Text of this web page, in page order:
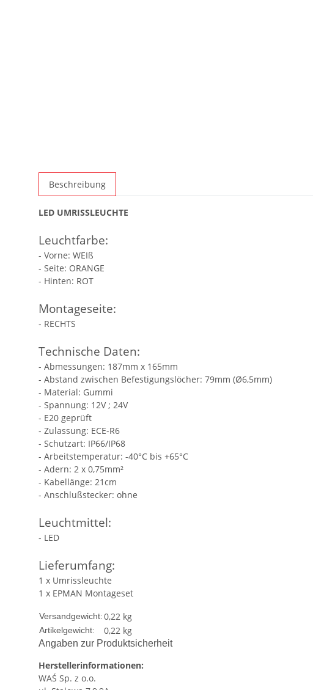
Beschreibung
LED UMRISSLEUCHTE
Leuchtfarbe:
- Vorne: WEIß
- Seite: ORANGE
- Hinten: ROT
Montageseite:
- RECHTS
Technische Daten:
- Abmessungen: 187mm x 165mm
- Abstand zwischen Befestigungslöcher: 79mm (Ø6,5mm)
- Material: Gummi
- Spannung: 12V ; 24V
- E20 geprüft
- Zulassung: ECE-R6
- Schutzart: IP66/IP68
- Arbeitstemperatur: -40°C bis +65°C
- Adern: 2 x 0,75mm²
- Kabellänge: 21cm
- Anschlußstecker: ohne
Leuchtmittel:
- LED
Lieferumfang:
1 x Umrissleuchte
1 x EPMAN Montageset
Versandgewicht:0,22 kg
Artikelgewicht: 0,22 kg
Angaben zur Produktsicherheit
Herstellerinformationen:
WAŚ Sp. z o.o.